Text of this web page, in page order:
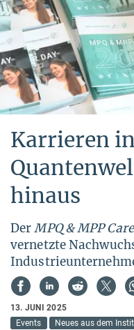
Karrieren
hinaus
DerMPQ & MPP
vernetzte
13. JUNI 2025
Events
Neues aus dem